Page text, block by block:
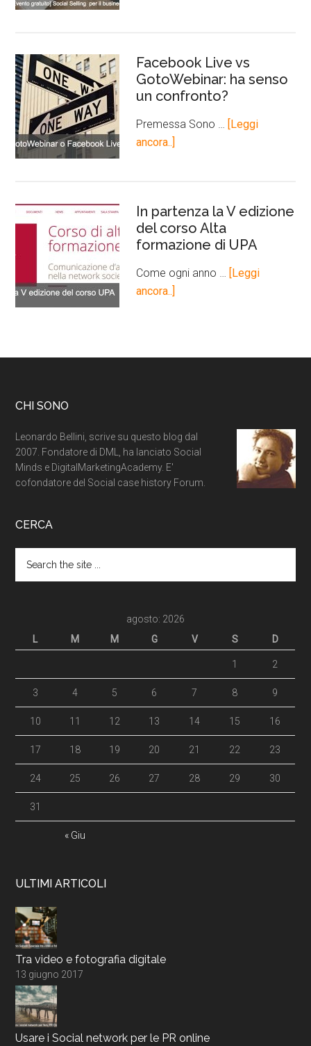
Facebook Live vs
GotoWebinar: ha senso
un confronto?
Premessa Sono …
[Leggi
ancora..]
In partenza la V edizione
del corso Alta
formazione di UPA
Come ogni anno …
[Leggi
ancora..]
CHI SONO
Leonardo Bellini, scrive su questo blog dal
2007. Fondatore di DML, ha lanciato Social
Minds e DigitalMarketingAcademy. E'
cofondatore del Social case history Forum.
CERCA
agosto: 2026
L
M M G V S D
« Giu
1 2
3 4 5 6 7 8 9
10 11 12 13 14 15 16
17 18 19 20 21 22 23
24 25 26 27 28 29 30
31
ULTIMI ARTICOLI
Tra video e fotografia digitale
13 giugno 2017
Usare i Social network per le PR online